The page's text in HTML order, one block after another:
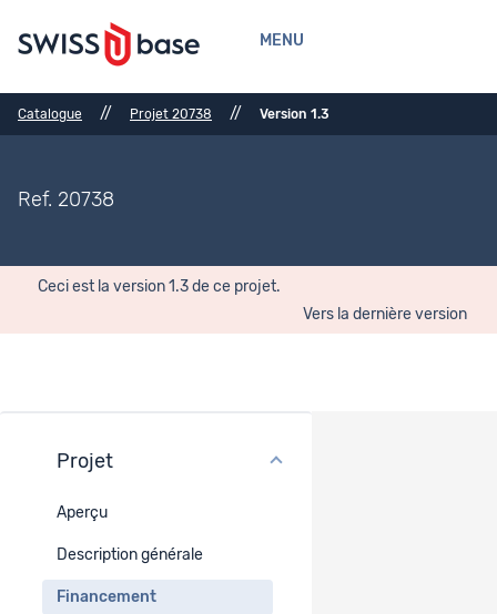
MENU
Catalogue // Projet 20738 // Version 1.3
Ref. 20738
Ceci est la version 1.3 de ce projet.
Vers la dernière version
Projet
Aperçu
Description générale
Financement
Type de projet
Recherche subventionnée par le FNS